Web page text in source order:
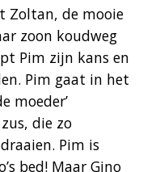
Zoltan, de mooie
zoon koudweg
Pim zijn kans en
Pim gaat in het
moeder’
die zo
Pim is
bed! Maar Gino